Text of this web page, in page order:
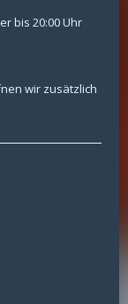
bis 20:00 Uhr
wir zusätzlich